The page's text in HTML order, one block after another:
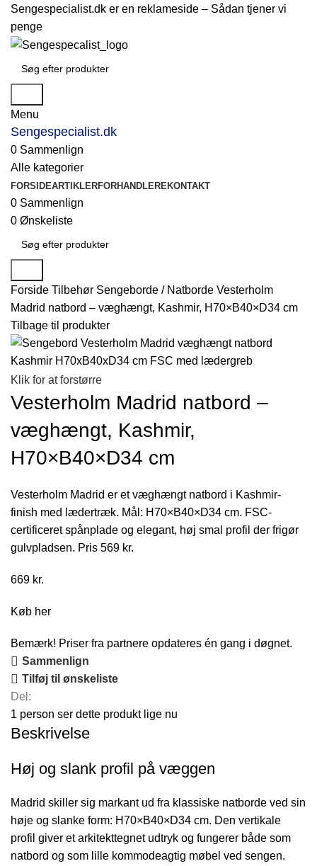
Sengespecialist.dk er en reklameside – Sådan tjener vi
penge
Menu
Sengespecialist.dk
0 Sammenlign
Alle kategorier
FORSIDEARTIKLERFORHANDLEREKONTAKT
0 Sammenlign
0 Ønskeliste
Forside Tilbehør Sengeborde / Natborde Vesterholm
Madrid natbord – væghængt, Kashmir, H70×B40×D34 cm
Tilbage til produkter
Klik for at forstørre
Vesterholm Madrid natbord –
væghængt, Kashmir,
H70×B40×D34 cm
Vesterholm Madrid er et væghængt natbord i Kashmir-
finish med lædertræk. Mål: H70×B40×D34 cm. FSC-
certificeret spånplade og elegant, høj smal profil der frigør
gulvpladsen. Pris 569 kr.
669 kr.
Køb her
Bemærk! Priser fra partnere opdateres én gang i døgnet.
Sammenlign
Tilføj til ønskeliste
Del:
1 person ser dette produkt lige nu
Beskrivelse
Høj og slank profil på væggen
Madrid skiller sig markant ud fra klassiske natborde ved sin
høje og slanke form: H70×B40×D34 cm. Den vertikale
profil giver et arkitekttegnet udtryk og fungerer både som
natbord og som lille kommodeagtig møbel ved sengen.